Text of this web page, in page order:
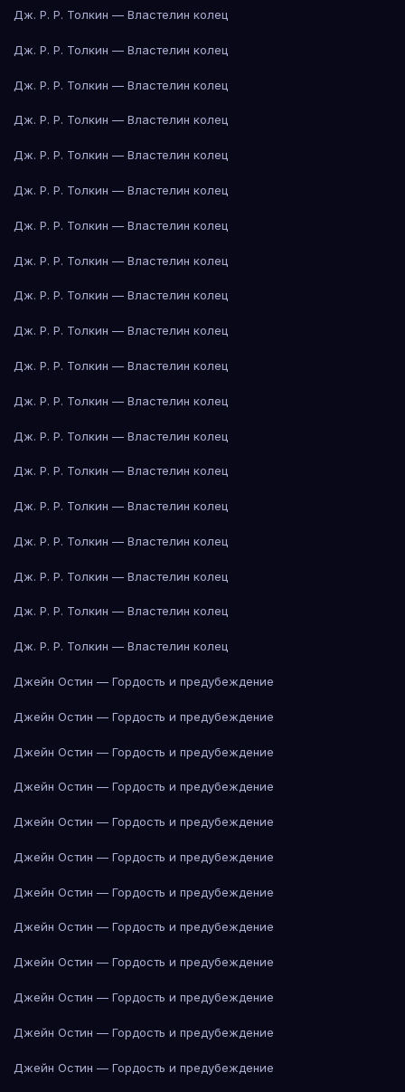
Дж. Р. Р. Толкин — Властелин колец
Дж. Р. Р. Толкин — Властелин колец
Дж. Р. Р. Толкин — Властелин колец
Дж. Р. Р. Толкин — Властелин колец
Дж. Р. Р. Толкин — Властелин колец
Дж. Р. Р. Толкин — Властелин колец
Дж. Р. Р. Толкин — Властелин колец
Дж. Р. Р. Толкин — Властелин колец
Дж. Р. Р. Толкин — Властелин колец
Дж. Р. Р. Толкин — Властелин колец
Дж. Р. Р. Толкин — Властелин колец
Дж. Р. Р. Толкин — Властелин колец
Дж. Р. Р. Толкин — Властелин колец
Дж. Р. Р. Толкин — Властелин колец
Дж. Р. Р. Толкин — Властелин колец
Дж. Р. Р. Толкин — Властелин колец
Дж. Р. Р. Толкин — Властелин колец
Дж. Р. Р. Толкин — Властелин колец
Дж. Р. Р. Толкин — Властелин колец
Джейн Остин — Гордость и предубеждение
Джейн Остин — Гордость и предубеждение
Джейн Остин — Гордость и предубеждение
Джейн Остин — Гордость и предубеждение
Джейн Остин — Гордость и предубеждение
Джейн Остин — Гордость и предубеждение
Джейн Остин — Гордость и предубеждение
Джейн Остин — Гордость и предубеждение
Джейн Остин — Гордость и предубеждение
Джейн Остин — Гордость и предубеждение
Джейн Остин — Гордость и предубеждение
Джейн Остин — Гордость и предубеждение